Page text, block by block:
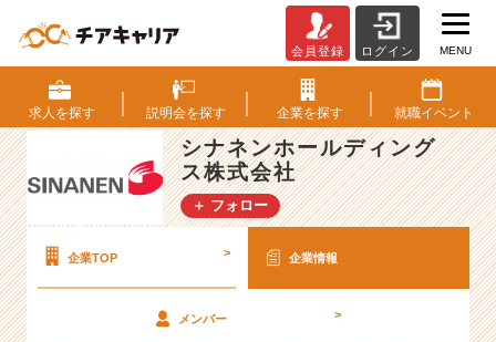
ナ
ネ
ン
ホ
ー
ル
デ
グ
ス
会員登録 ログイン MENU
求人を探す 説明会を探す 企業を探す 就職イベント
シナネンホールディング
ス株式会社
＋ フォロー
企業TOP > 企業情報
メンバー >